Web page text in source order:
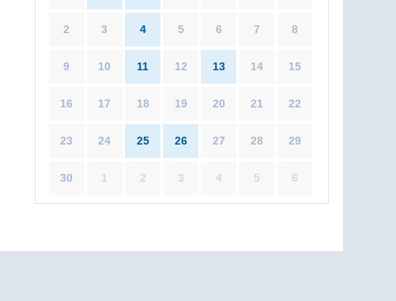
2 3 4 5 6 7 8
9 10 11 12 13 14 15
16 17 18 19 20 21 22
23 24 25 26 27 28 29
30 1 2 3 4 5 6